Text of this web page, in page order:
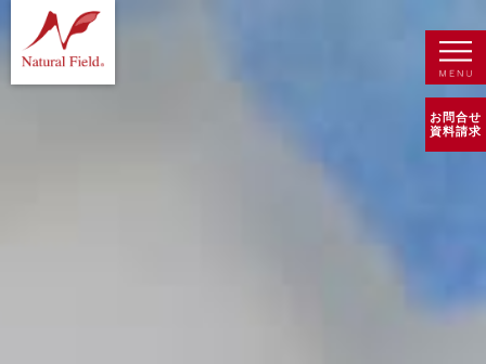
お問合せ
資料請求